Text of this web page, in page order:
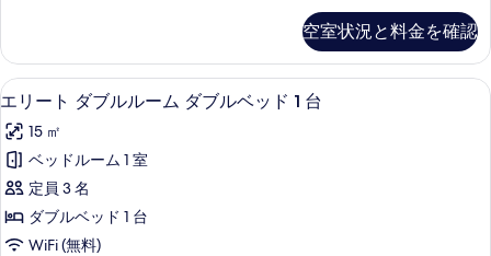
条
件
真
を
表
示
す
る
細
空室状況と料金を確認
エ
リ
ー
ト
ダ
ブ
羽毛の掛け布団、セーフティボック
14
エリート ダブルルーム ダブルベッド 1 台
15 ㎡
ベッドルーム 1 室
定員 3 名
ダブルベッド 1 台
WiFi (無料)